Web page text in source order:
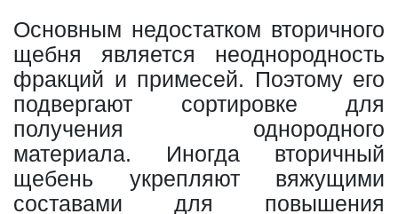
Основным недостатком вторичного
щебня является неоднородность
фракций и примесей. Поэтому его
подвергают сортировке для
получения однородного
материала. Иногда вторичный
щебень укрепляют вяжущими
составами для повышения